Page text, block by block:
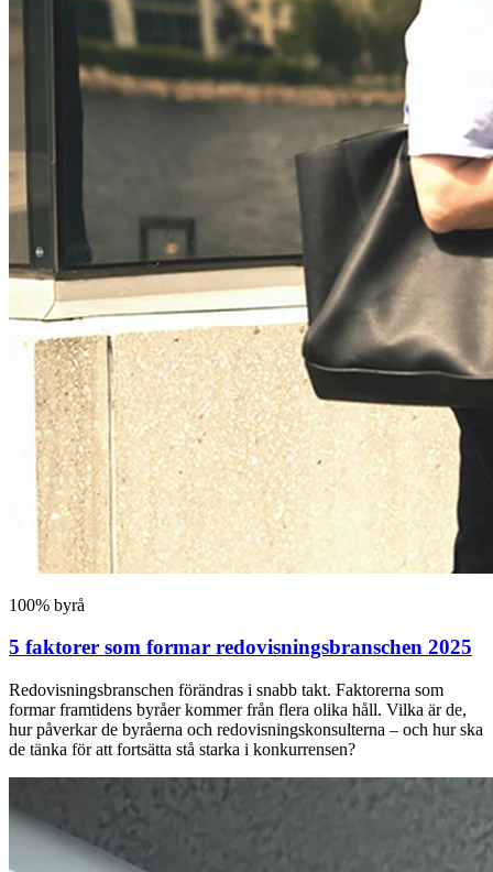
100% byrå
5 faktorer som formar redovisningsbranschen 2025
Redovisningsbranschen förändras i snabb takt. Faktorerna som
formar framtidens byråer kommer från flera olika håll. Vilka är de,
hur påverkar de byråerna och redovisningskonsulterna – och hur ska
de tänka för att fortsätta stå starka i konkurrensen?